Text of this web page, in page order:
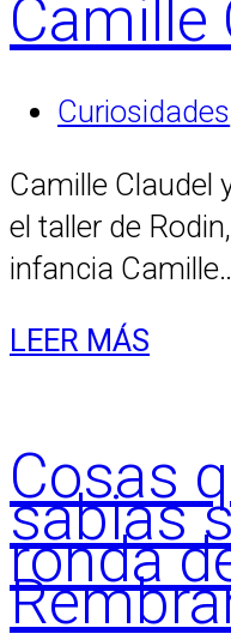
Camille
Curiosidades
Camille Claudel
el taller de
infancia
LEER MÁS
Cosas
sabias
ronda